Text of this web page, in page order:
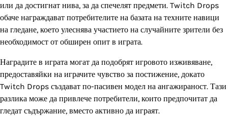
или да достигнат нива, за да спечелят предмети. Twitch Drops
обаче награждават потребителите на базата на техните навици
на гледане, което улеснява участието на случайните зрители без
необходимост от обширен опит в играта.
Наградите в играта могат да подобрят игровото изживяване,
предоставяйки на играчите чувство за постижение, докато
Twitch Drops създават по-пасивен модел на ангажираност. Тази
разлика може да привлече потребители, които предпочитат да
гледат съдържание, вместо активно да играят.